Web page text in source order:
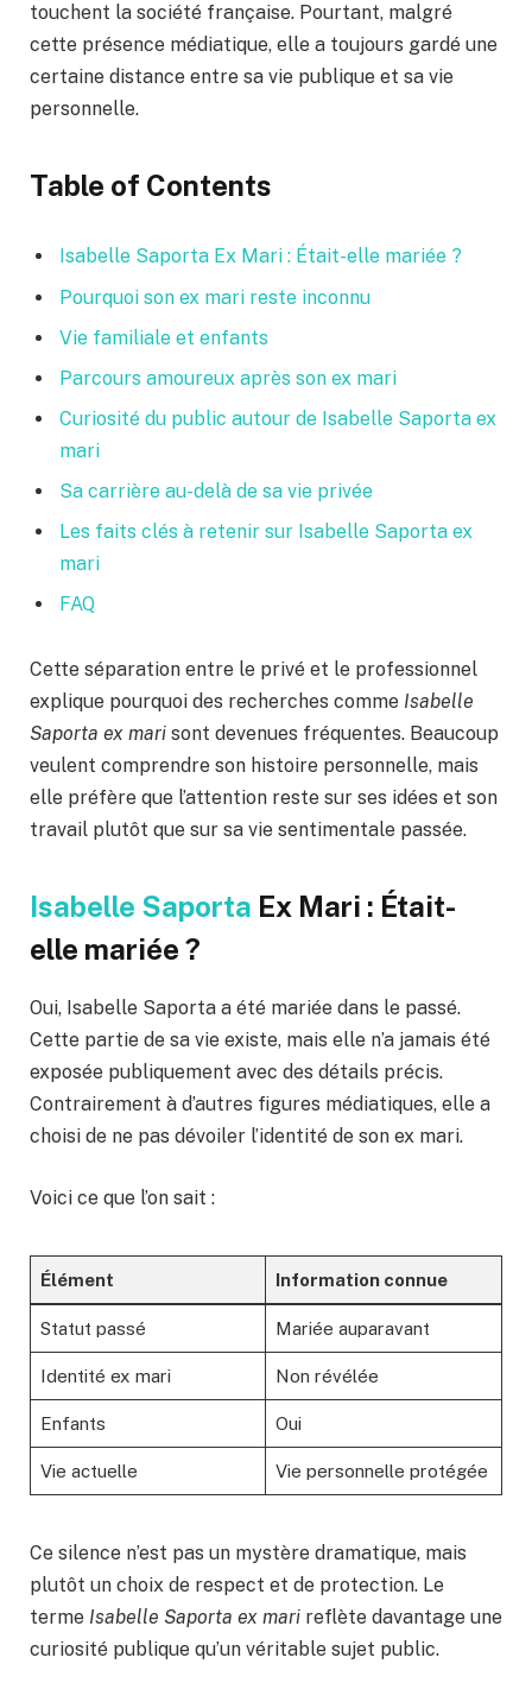
touchent la société française. Pourtant, malgré
cette présence médiatique, elle a toujours gardé une
certaine distance entre sa vie publique et sa vie
personnelle.
Table of Contents
Isabelle Saporta Ex Mari : Était-elle mariée ?
Pourquoi son ex mari reste inconnu
Vie familiale et enfants
Parcours amoureux après son ex mari
Curiosité du public autour de Isabelle Saporta ex
mari
Sa carrière au-delà de sa vie privée
Les faits clés à retenir sur Isabelle Saporta ex
mari
FAQ
Cette séparation entre le privé et le professionnel
explique pourquoi des recherches comme Isabelle
Saporta ex mari sont devenues fréquentes. Beaucoup
veulent comprendre son histoire personnelle, mais
elle préfère que l’attention reste sur ses idées et son
travail plutôt que sur sa vie sentimentale passée.
Isabelle Saporta Ex Mari : Était-
elle mariée ?
Oui, Isabelle Saporta a été mariée dans le passé.
Cette partie de sa vie existe, mais elle n’a jamais été
exposée publiquement avec des détails précis.
Contrairement à d’autres figures médiatiques, elle a
choisi de ne pas dévoiler l’identité de son ex mari.
Voici ce que l’on sait :
Élément Information connue
Statut passé Mariée auparavant
Identité ex mari Non révélée
Enfants Oui
Vie actuelle Vie personnelle protégée
Ce silence n’est pas un mystère dramatique, mais
plutôt un choix de respect et de protection. Le
terme Isabelle Saporta ex mari reflète davantage une
curiosité publique qu’un véritable sujet public.